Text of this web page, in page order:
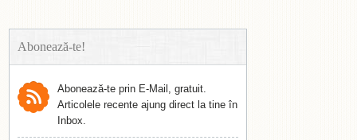
Abonează-te!
Abonează-te prin E-Mail, gratuit.
Articolele recente ajung direct la tine în
Inbox.